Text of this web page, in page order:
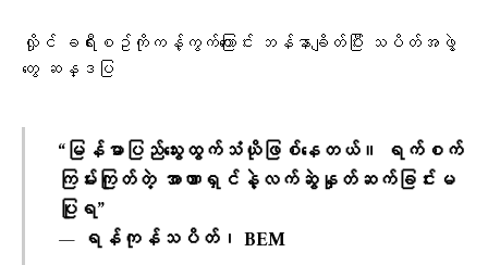
လှိုင် ခရီးစဥ်ကိုကန့်ကွက်​ကြောင်း ဘန်နာချိတ်ပြီး သပိတ်အဖွဲ့​
တွေ ဆန္ဒပြ
“မြန်မာပြည်သွေးထွက်သံယိုဖြစ်နေတယ်။ ရက်စက်
ကြမ်းကြုတ်တဲ့ အာဏာရှင်နဲ့လက်ဆွဲနှုတ်ဆက်ခြင်းမ
ပြုရ”
— ရန်ကုန်သပိတ်၊ BEM